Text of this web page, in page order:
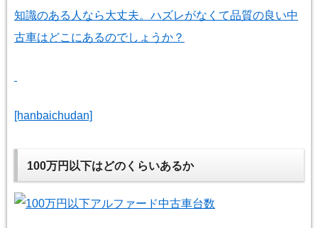
知識のある人なら大丈夫。ハズレがなくて品質の良い中
古車はどこにあるのでしょうか？
[hanbaichudan]
100万円以下はどのくらいあるか